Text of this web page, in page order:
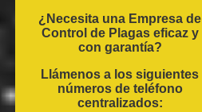
¿Necesita una Empresa de
Control de Plagas eficaz y
con garantía?
Llámenos a los siguientes
números de teléfono
centralizados: